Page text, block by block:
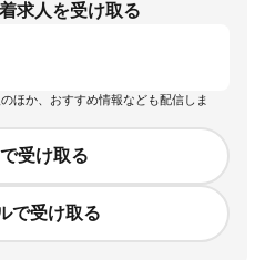
求人を受け取る
ほか、おすすめ情報なども配信しま
受け取る
で受け取る